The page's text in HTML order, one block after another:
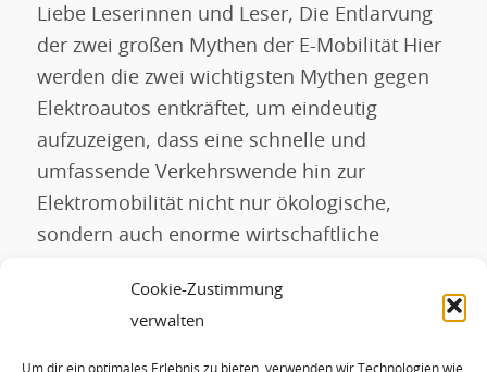
Cookie-Zustimmung
verwalten
Um dir ein optimales Erlebnis zu bieten, verwenden wir Technologien wie
Liebe Leserinnen und Leser, Die Entlarvung
der zwei großen Mythen der E-Mobilität Hier
werden die zwei wichtigsten Mythen gegen
Elektroautos entkräftet, um eindeutig
aufzuzeigen, dass eine schnelle und
umfassende Verkehrswende hin zur
Elektromobilität nicht nur ökologische,
sondern auch enorme wirtschaftliche
Elektroautos sind schädlicher für das Klima
als Fahrzeuge mit […]